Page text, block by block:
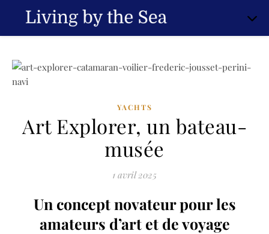
YACHTS
Art Explorer, un bateau-
musée
1 avril 2025
Un concept novateur pour les
amateurs d’art et de voyage